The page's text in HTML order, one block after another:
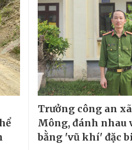
Trưởng công an
Mông, đánh nhau
bằng 'vũ khí' đặc